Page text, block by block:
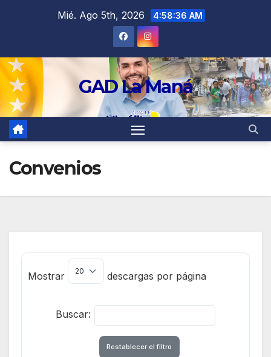
Mié. Ago 5th, 2026 4:58:37 AM
GAD La Maná
Convenios
Mostrar descargas por página
Buscar:
Restablecer el filtro